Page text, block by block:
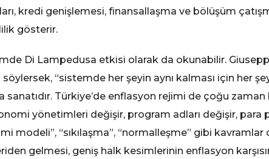
kredi genişlemesi, finansallaşma ve bölüşüm
gösterir.
Di Lampedusa etkisi olarak da okunabilir.
“sistemde her şeyin aynı kalması için her
sanatıdır. Türkiye’de enflasyon rejimi de çoğu
yönetimleri değişir, program adları değişir, para
modeli”, “sıkılaşma”, “normalleşme” gibi
gelmesi, geniş halk kesimlerinin enflasyon